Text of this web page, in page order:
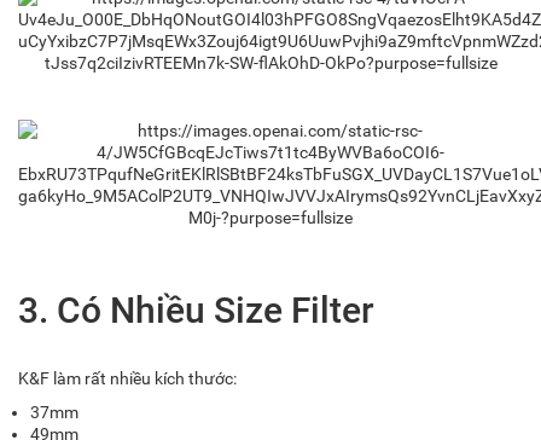
3. Có Nhiều Size Filter
K&F làm rất nhiều kích thước:
37mm
49mm